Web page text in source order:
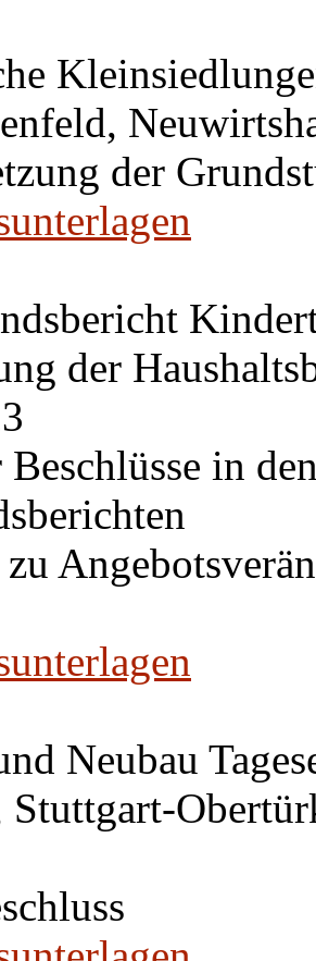
der
der
in
Neubau
Stuttgart-